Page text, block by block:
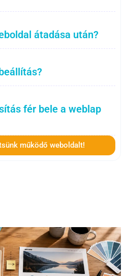
átadása után?
fér bele a weblap
működő weboldalt!